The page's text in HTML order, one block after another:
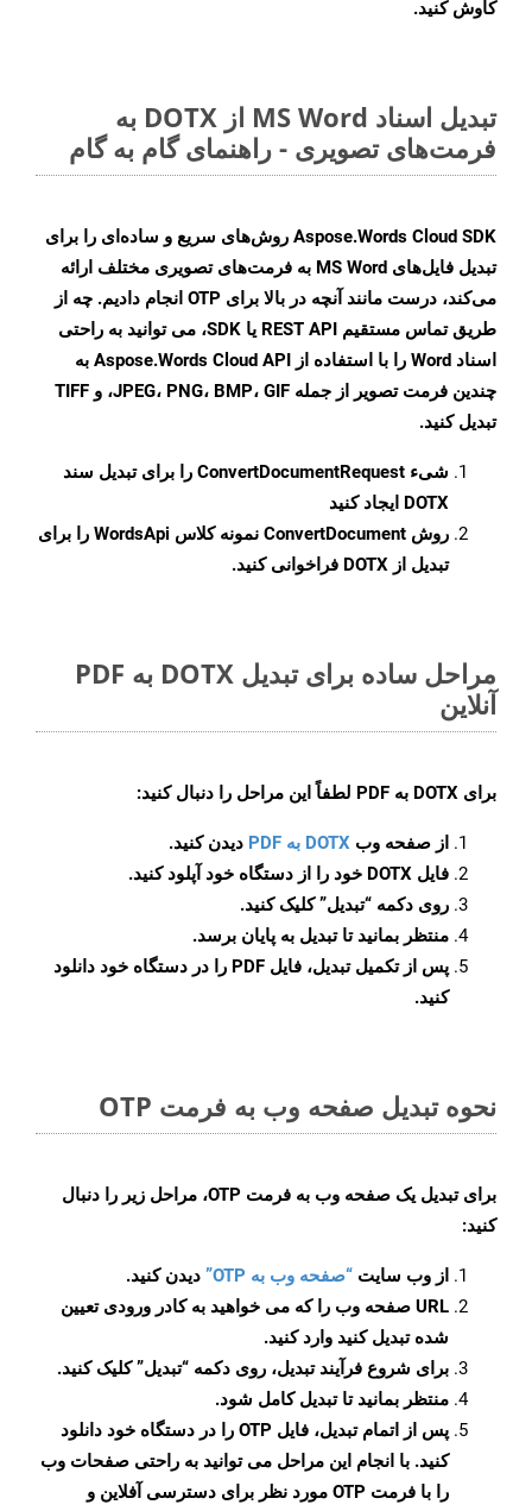
کاوش کنید.
تبدیل اسناد MS Word از DOTX به
فرمت‌های تصویری - راهنمای گام به گام
Aspose.Words Cloud SDK روش‌های سریع و ساده‌ای را برای
تبدیل فایل‌های MS Word به فرمت‌های تصویری مختلف ارائه
می‌کند، درست مانند آنچه در بالا برای OTP انجام دادیم. چه از
طریق تماس مستقیم REST API یا SDK، می توانید به راحتی
اسناد Word را با استفاده از Aspose.Words Cloud API به
چندین فرمت تصویر از جمله JPEG، PNG، BMP، GIF، و TIFF
تبدیل کنید.
شیء ConvertDocumentRequest را برای تبدیل سند
DOTX ایجاد کنید
روش ConvertDocument
نمونه کلاس WordsApi را برای
تبدیل از DOTX فراخوانی کنید.
مراحل ساده برای تبدیل DOTX به PDF
آنلاین
برای DOTX به PDF لطفاً این مراحل را دنبال کنید:
از صفحه وب DOTX به PDF
دیدن کنید.
فایل DOTX خود را از دستگاه خود آپلود کنید.
روی دکمه “تبدیل”کلیک کنید.
منتظر بمانید تا تبدیل به پایان برسد.
پس از تکمیل تبدیل، فایل PDF را در دستگاه خود دانلود
کنید.
نحوه تبدیل صفحه وب به فرمت OTP
برای تبدیل یک صفحه وب به فرمت OTP، مراحل زیر را دنبال
کنید:
از وب سایت “صفحه وب به OTP”
دیدن کنید.
URL صفحه وب را که می خواهید به کادر ورودی تعیین
شده تبدیل کنید وارد کنید.
برای شروع فرآیند تبدیل، روی دکمه “تبدیل” کلیک کنید.
منتظر بمانید تا تبدیل کامل شود.
پس از اتمام تبدیل، فایل OTP را در دستگاه خود دانلود
کنید. با انجام این مراحل می توانید به راحتی صفحات وب
را با فرمت OTP مورد نظر برای دسترسی آفلاین و